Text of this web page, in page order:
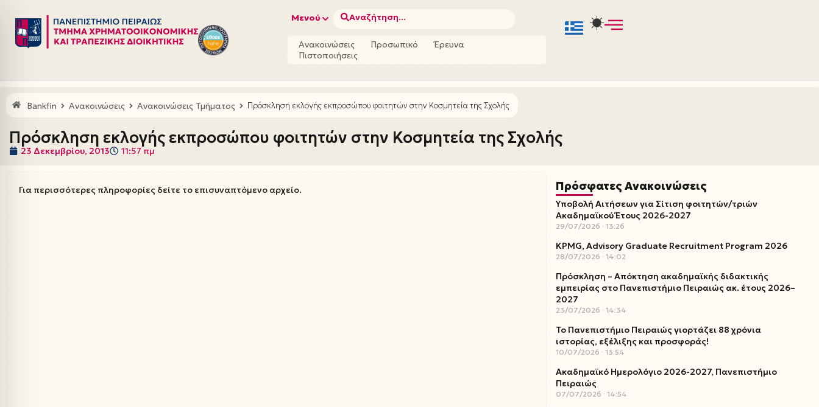
Μεταπηδήστε
στο
Μενού Αναζήτηση...
Ανακοινώσεις Προσωπικό
Έρευνα
Πιστοποιήσεις
Bankfin Ανακοινώσεις Ανακοινώσεις Τμήματος Πρόσκληση εκλογής εκπροσώπου φοιτητών στην Κοσμητεία της Σχολής
Πρόσκληση εκλογής εκπροσώπου φοιτητών στην Κοσμητεία της Σχολής
23 Δεκεμβρίου, 2013 11:57 πμ
Για περισσότερες πληροφορίες δείτε το επισυναπτόμενο αρχείο. Πρόσφατες Ανακοινώσεις
Υποβολή Αιτήσεων για Σίτιση φοιτητών/τριών
Ακαδημαϊκού Έτους 2026-2027
29/07/2026 13:26
KPMG, Advisory Graduate Recruitment Program 2026
28/07/2026 14:02
Πρόσκληση – Απόκτηση ακαδημαϊκής διδακτικής
εμπειρίας στο Πανεπιστήμιο Πειραιώς ακ. έτους 2026–
2027
23/07/2026 14:34
Το Πανεπιστήμιο Πειραιώς γιορτάζει 88 χρόνια
ιστορίας, εξέλιξης και προσφοράς!
10/07/2026 13:54
Ακαδημαϊκό Ημερολόγιο 2026-2027, Πανεπιστήμιο
Πειραιώς
07/07/2026 14:54